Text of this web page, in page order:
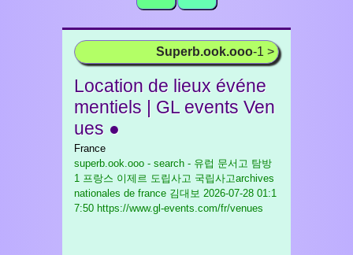
Superb.ook.ooo-1 >
Location de lieux événe
mentiels | GL events Ven
ues ●
France
superb.ook.ooo - search - 유럽 문서고 탐방
1 프랑스 이제르 도립사고 국립사고archives
nationales de france 김대보 2026-07-28 01:1
7:50 https://www.gl-events.com/fr/venues